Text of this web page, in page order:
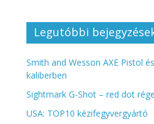
Legutóbbi
Smith and Wesson AXE Pistol
kaliberben
Sightmark G-Shot – red dot
USA: TOP10 kézifegyvergyártó